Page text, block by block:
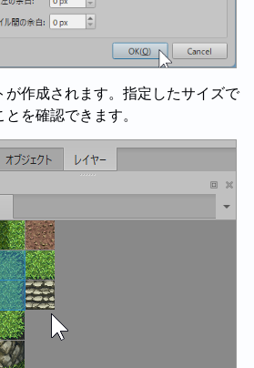
が作成されます。指定したサイズで
を確認できます。